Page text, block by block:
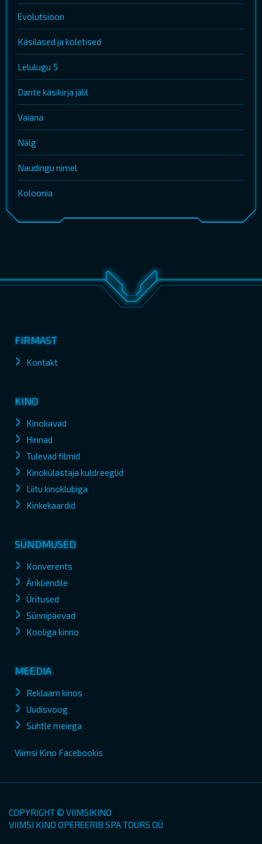
Evolutsioon
Käsilased ja koletised
Lelulugu 5
Dante käsikirja jälil
Vaiana
Nälg
Naudingu nimel
Koloonia
FIRMAST
Kontakt
KINO
Kinokavad
Hinnad
Tulevad filmid
Kinokülastaja kuldreeglid
Liitu kinoklubiga
Kinkekaardid
SÜNDMUSED
Konverents
Ärikliendile
Üritused
Sünnipäevad
Kooliga kinno
MEEDIA
Reklaam kinos
Uudisvoog
Suhtle meiega
Viimsi Kino Facebookis
COPYRIGHT © VIIMSIKINO
VIIMSI KINO OPEREERIB SPA TOURS OÜ